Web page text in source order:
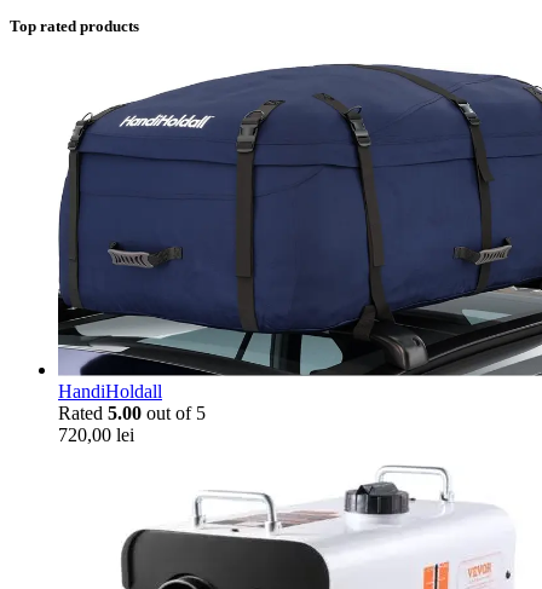
Top rated products
HandiHoldall
Rated 5.00 out of 5
720,00 lei